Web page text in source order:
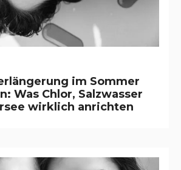
im Sommer
Was Chlor, Salzwasser
wirklich anrichten